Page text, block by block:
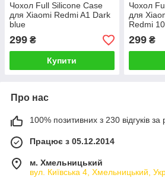
Чохол Full Silicone Case
для Xiaomi Redmi A1 Dark
blue
299 ₴
Купити
Чохол
для
Redmi
299₴
Про нас
100% позитивних з 230 відгуків за
Працює з 05.12.2014
м. Хмельницький
вул. Київська 4, Хмельницький,